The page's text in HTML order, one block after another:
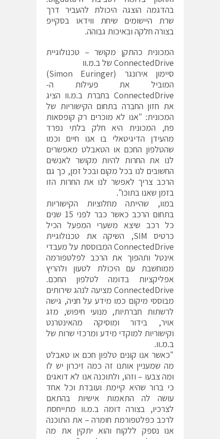
בהדגמה הוצגה היכולת להעביר דרך
שרת היישומים שיחת ווידאו בסקייפ
בצורה חלקה ובאיכות גבוהה.
המכונית כהתקן מקושר – טכנולוגיית
ConnectedDrive של ב.מ.וו
סיימון אירונגר (Simon Euringer)
המוביל את פעילות ה-
ConnectedDrive בחברת ב.מ.וו הציג
את חזון החברה בתחום הקישוריות של
המכונית: "אנו לא מוכרים רק קופסאות
פח, המכונית היא חלק בלתי נפרד
מהעידן הדיגיטאלי בו אנו חיים וכמו
שהטלפון החכם או הטאבלט מאפשרים
לנו את החרות להיות מקושר לאנשים
החשובים לנו בכל מקום ובכל זמן, כך גם
הרכב צריך לאפשר לנו את החרות הזו
בזמן שאנו בתוכו".
במוו, שהייתה מחלוציות הקישוריות
בתחום הרכב כאשר כבר לפני 15 שנים
כל רכב שיצא משערי המפעל הכיל
כרטיס SIM, השיקה את טכנולוגיית
ConnectedDrive המבוססת על מעבדי
אינטל ותהפוך את הרכב לפלטפורמה
ממוחשבת עם היכולת לטעון ולהריץ
אפליקציות בדומה לטלפון החכם.
ConnectedDrive מציעה לנהג שירותים
מבוססי מיקום כמו מידע על חניה, גישה
לרשתות חברתיות, מנועי חיפוש, מזג
אויר, בידור ומוסיקה מהאינטרנט
וקישוריות למוקדי מידע ומרכזי שרות של
ב.מ.וו.
"כאשר אנו קונים טלפון חכם או טאבלט
מה שמעניין אותנו זה כמה זיכרון יש לו
ומה צבעו – וזהו, ולתוכנה אנו לא דואגים
כי ברור שהיא קיימת ועובדת וכל אחד
עושה לה התאמות אישיות בהתאם
לצרכיו, בצורה דומה ב.מ.וו מתייחסת
לרכב כפלטפורמת חומרה – את התוכנה
אנו נספק ללקוח והוא יתקין את מה